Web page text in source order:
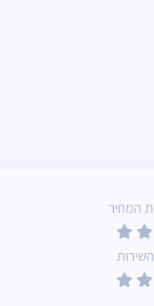
המחיר